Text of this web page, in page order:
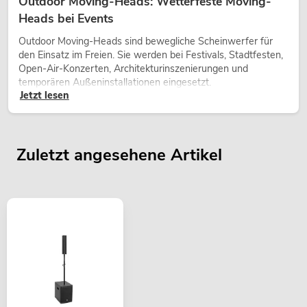
Heads bei Events
Outdoor Moving-Heads sind bewegliche Scheinwerfer für
den Einsatz im Freien. Sie werden bei Festivals, Stadtfesten,
Open-Air-Konzerten, Architekturinszenierungen und
temporären Außeninstallationen eingesetzt.
Jetzt lesen
Zuletzt angesehene Artikel